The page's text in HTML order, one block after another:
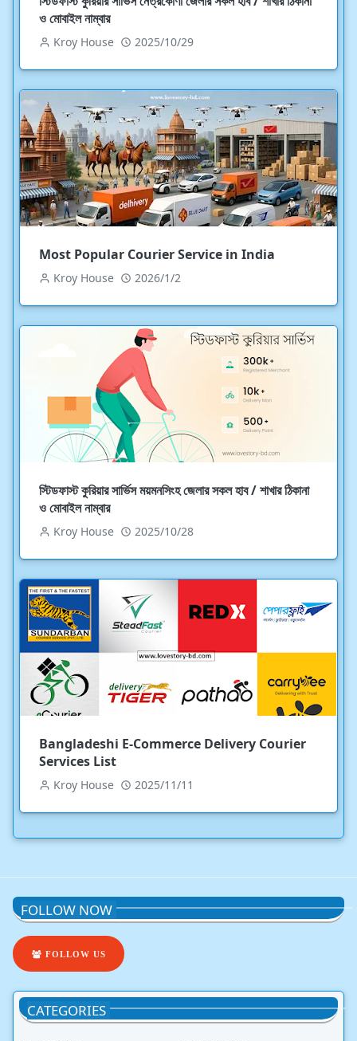
ও মোবাইল নাম্বার
Kroy House 2025/10/29
Most Popular Courier Service in India
Kroy House 2026/1/2
স্টিডফাস্ট কুরিয়ার সার্ভিস ময়মনসিংহ জেলার সকল হাব / শাখার ঠিকানা
ও মোবাইল নাম্বার
Kroy House 2025/10/28
Bangladeshi E-Commerce Delivery Courier
Services List
Kroy House 2025/11/11
FOLLOW NOW
FOLLOW US
CATEGORIES